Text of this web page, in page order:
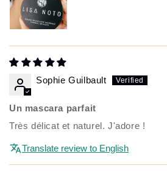
Sophie Guilbault
Un mascara parfait
Très délicat et naturel. J'adore !
Translate review to English